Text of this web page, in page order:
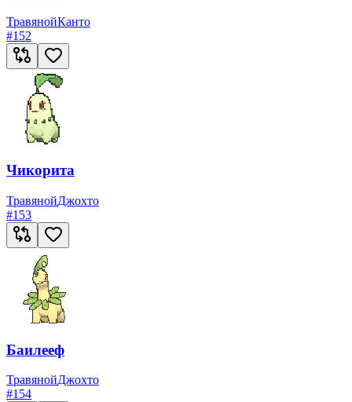
ТравянойКанто
#152
Чикорита
ТравянойДжохто
#153
Баилееф
ТравянойДжохто
#154